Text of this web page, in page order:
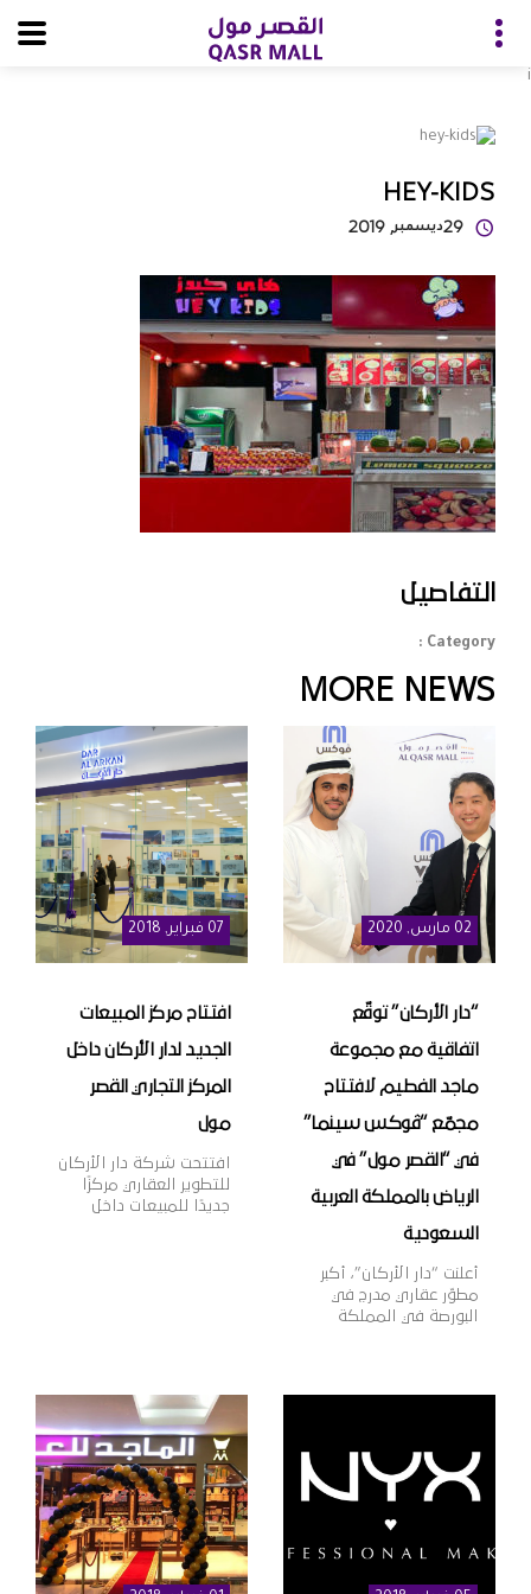
i
HEY-KIDS
29ديسمبر, 2019
التفاصيل
Category :
MORE NEWS
02 مارس, 2020
“دار الأركان” توقّع
اتفاقية مع مجموعة
ماجد الفطيم لافتتاح
مجمّع “ڤوكس سينما”
في “القصر مول” في
الرياض بالمملكة العربية
السعودية
أعلنت “دار الأركان”، أكبر
مطوّر عقاري مدرج في
البورصة في المملكة
المتكاملة ومنشآت
التجزئة والترفيه على
الأوسط وأفريقيا وآسيا،
وذلك لافتتاح مجمّع دور
07 فبراير, 2018
افتتاح مركز المبيعات
الجديد لدار الأركان داخل
المركز التجاري القصر
مول
افتتحت شركة دار الأركان
للتطوير العقاري مركزًا
جديدًا للمبيعات داخل
الاستراتيجية لنمو
أعمالها داخل وخارج
المملكة. وتهدف دار
الأركان، الشركة الرائدة
في مجال التطوير العقاري
في المملكة العربية
السعودية […]